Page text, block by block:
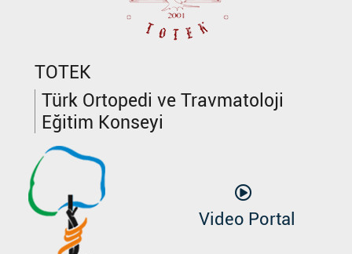
TOTEK
Türk Ortopedi ve Travmatoloji
Eğitim Konseyi
Video Portal